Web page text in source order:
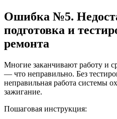
Ошибка №5.
подготовка и
ремонта
Многие заканчивают работу и
— что неправильно. Без
неправильная работа системы
зажигание.
Пошаговая инструкция: